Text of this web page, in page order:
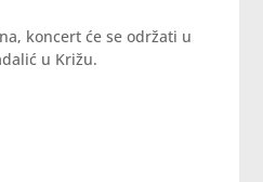
koncert će se održati u
u Križu.